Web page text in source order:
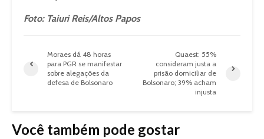
Foto: Taiuri Reis/Altos Papos
Moraes dá 48 horas
para PGR se manifestar
sobre alegações da
defesa de Bolsonaro
Quaest: 55%
consideram justa a
prisão domiciliar de
Bolsonaro; 39% acham
injusta
Você também pode gostar